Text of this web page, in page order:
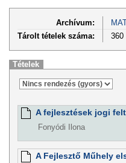
Archívum:
Tárolt tételek száma:
360
Tételek
A fejlesztések jogi
Fonyódi Ilona
A Fejlesztő Műhely